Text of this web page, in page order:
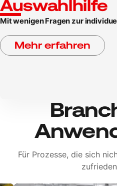
Auswahlhilfe
Mit wenigen Fragen zur
Mehr erfahren
Für Prozesse, die sich